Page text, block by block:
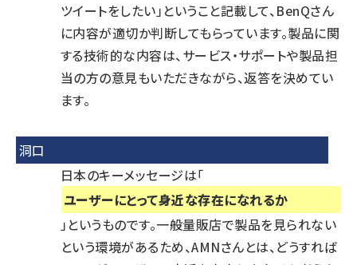
ツイートをしたい」ということ記載して、BenQさん
に内容が適切か判断してもらっています。製品に関
する技術的な内容は、サービス・サポートや製品担
当の方の意見もいただきながら、返答を決めてい
ます。
洞口
日本のキーメッセージは「
ユーザーにとって身近な存在になれるか
」というものです。一般量販店で製品を見られない
という環境があるため、AMNさんとは、どうすれば